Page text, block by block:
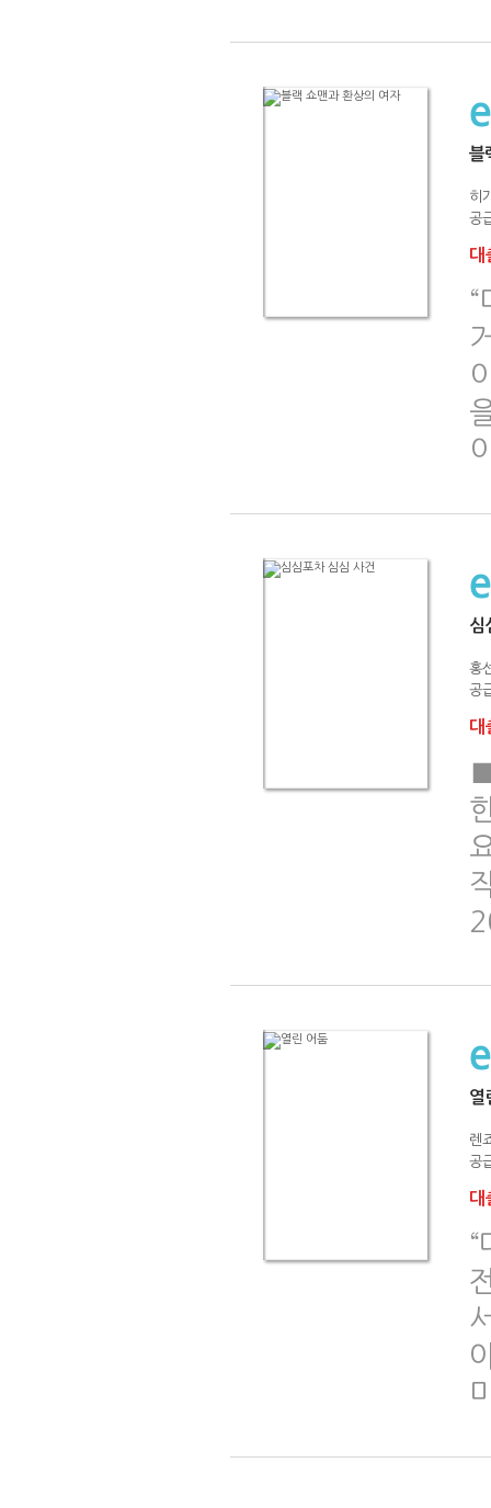
블
히
공
대
심
홍
공
대
열
렌
공
대